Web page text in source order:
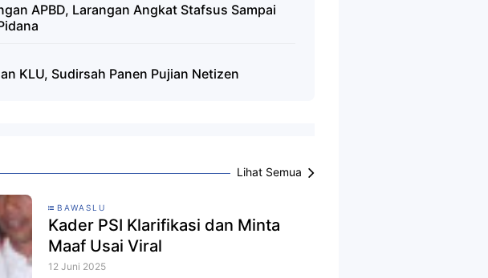
APBD, Larangan Angkat Stafsus Sampai
KLU, Sudirsah Panen Pujian Netizen
Lihat Semua
BAWASLU
Kader PSI Klarifikasi dan Minta
Maaf Usai Viral
12 Juni 2025